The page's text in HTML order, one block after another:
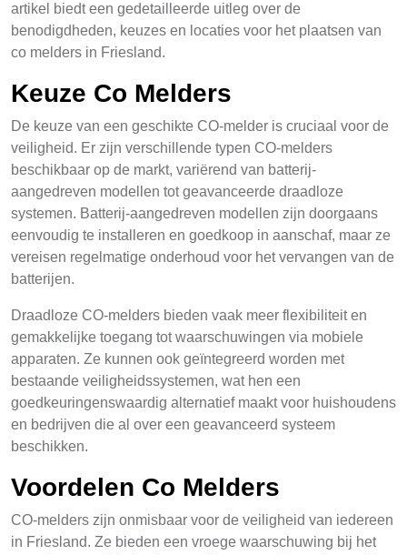
artikel biedt een gedetailleerde uitleg over de
benodigdheden, keuzes en locaties voor het plaatsen van
co melders in Friesland.
Keuze Co Melders
De keuze van een geschikte CO-melder is cruciaal voor de
veiligheid. Er zijn verschillende typen CO-melders
beschikbaar op de markt, variërend van batterij-
aangedreven modellen tot geavanceerde draadloze
systemen. Batterij-aangedreven modellen zijn doorgaans
eenvoudig te installeren en goedkoop in aanschaf, maar ze
vereisen regelmatige onderhoud voor het vervangen van de
batterijen.
Draadloze CO-melders bieden vaak meer flexibiliteit en
gemakkelijke toegang tot waarschuwingen via mobiele
apparaten. Ze kunnen ook geïntegreerd worden met
bestaande veiligheidssystemen, wat hen een
goedkeuringenswaardig alternatief maakt voor huishoudens
en bedrijven die al over een geavanceerd systeem
beschikken.
Voordelen Co Melders
CO-melders zijn onmisbaar voor de veiligheid van iedereen
in Friesland. Ze bieden een vroege waarschuwing bij het